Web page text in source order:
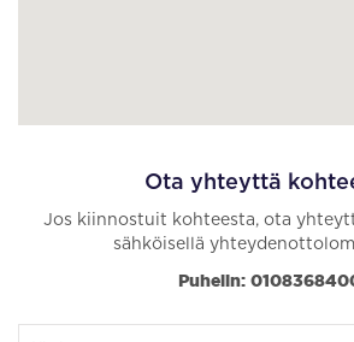
Ota yhteyttä
Jos kiinnostuit kohteesta, ota
sähköisellä
Puhelin: